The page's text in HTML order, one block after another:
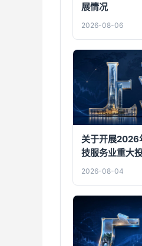
展情况
2026-08-06
关于开展2026
技服务业重大
作的通知
2026-08-04